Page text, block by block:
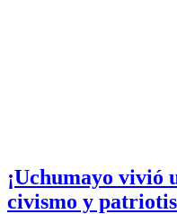
¡Uchumayo vivió
civismo y